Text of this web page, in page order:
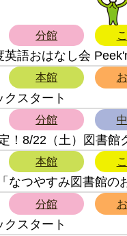
分館
英語おはなし会
本館
クスタート
分館
！8/22（土）図書館
本館
なつやすみ図書館の
分館
クスタート